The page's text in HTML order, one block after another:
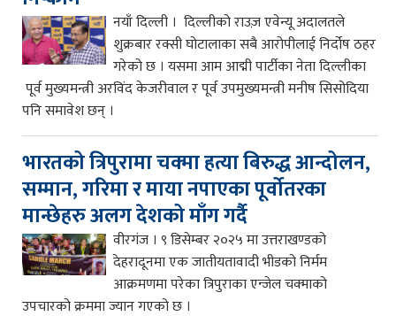
नयाँ दिल्ली । दिल्लीको राउज़ एवेन्यू अदालतले
शुक्रबार रक्सी घोटालाका सबै आरोपीलाई निर्दोष ठहर
गरेको छ । यसमा आम आद्मी पार्टीका नेता दिल्लीका
पूर्व मुख्यमन्त्री अरविंद केजरीवाल र पूर्व उपमुख्यमन्त्री मनीष सिसोदिया
पनि समावेश छन् ।
भारतको त्रिपुरामा चक्मा हत्या बिरुद्ध आन्दोलन,
सम्मान, गरिमा र माया नपाएका पूर्वोतरका
मान्छेहरु अलग देशको माँग गर्दै
वीरगंज । ९ डिसेम्बर २०२५ मा उत्तराखण्डको
देहरादूनमा एक जातीयतावादी भीडको निर्मम
आक्रमणमा परेका त्रिपुराका एन्जेल चक्माको
उपचारको क्रममा ज्यान गएको छ ।